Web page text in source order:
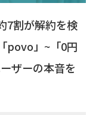
7割が解約を検
povo」~「0円
ザーの本音を